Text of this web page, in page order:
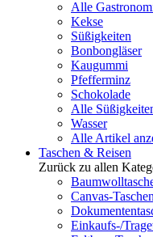
Alle
Kekse
Süßigkeiten
Bonbongläser
Kaugummi
Pfefferminz
Schokolade
Alle
Wasser
Alle Artikel
Taschen & Reisen
Zurück zu allen
Canvas-Taschen
Einkaufs-/